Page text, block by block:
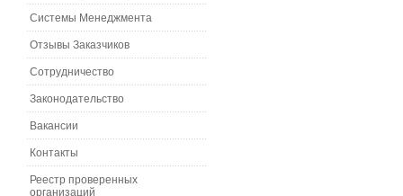
Системы Менеджмента
Отзывы Заказчиков
Сотрудничество
Законодательство
Вакансии
Контакты
Реестр проверенных
организаций